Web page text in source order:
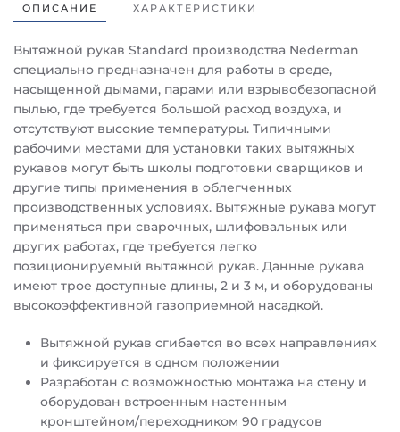
ОПИСАНИЕ ХАРАКТЕРИСТИКИ
Вытяжной рукав Standard производства Nederman
специально предназначен для работы в среде,
насыщенной дымами, парами или взрывобезопасной
пылью, где требуется большой расход воздуха, и
отсутствуют высокие температуры. Типичными
рабочими местами для установки таких вытяжных
рукавов могут быть школы подготовки сварщиков и
другие типы применения в облегченных
производственных условиях. Вытяжные рукава могут
применяться при сварочных, шлифовальных или
других работах, где требуется легко
позиционируемый вытяжной рукав. Данные рукава
имеют трое доступные длины, 2 и 3 м, и оборудованы
высокоэффективной газоприемной насадкой.
Вытяжной рукав сгибается во всех направлениях
и фиксируется в одном положении
Разработан с возможностью монтажа на стену и
оборудован встроенным настенным
кронштейном/переходником 90 градусов